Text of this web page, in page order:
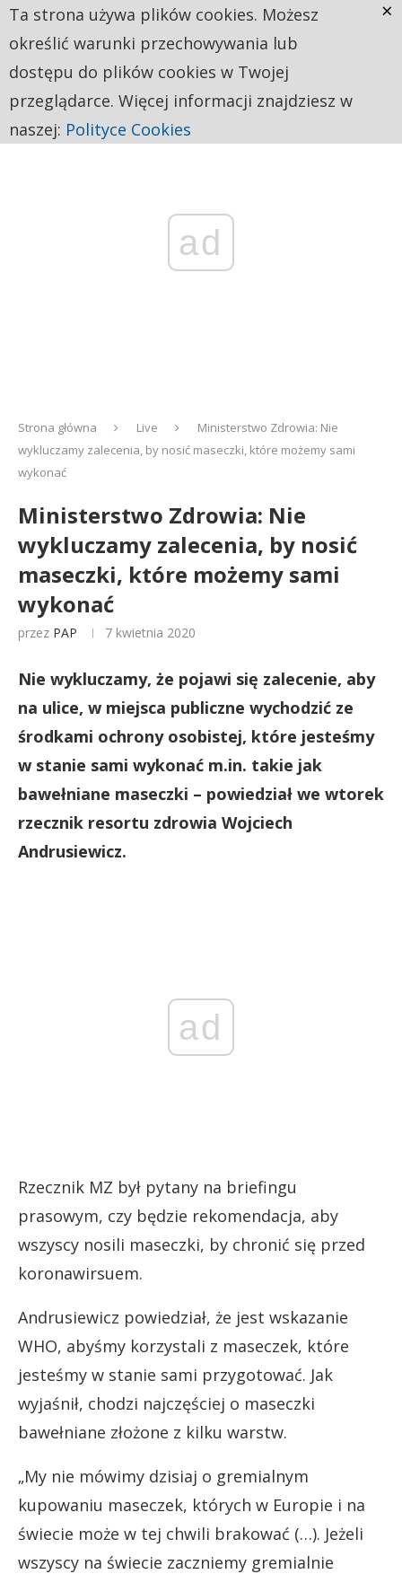
ad
Strona główna Live
Ministerstwo Zdrowia: Nie
wykluczamy zalecenia, by nosić maseczki, które możemy sami
wykonać
Ministerstwo Zdrowia: Nie
wykluczamy zalecenia, by nosić
maseczki, które możemy sami
wykonać
przez PAP 7 kwietnia 2020
Nie wykluczamy, że pojawi się zalecenie, aby
na ulice, w miejsca publiczne wychodzić ze
środkami ochrony osobistej, które jesteśmy
w stanie sami wykonać m.in. takie jak
bawełniane maseczki – powiedział we wtorek
rzecznik resortu zdrowia Wojciech
Andrusiewicz.
ad
Rzecznik MZ był pytany na briefingu
prasowym, czy będzie rekomendacja, aby
wszyscy nosili maseczki, by chronić się przed
koronawirsuem.
Andrusiewicz powiedział, że jest wskazanie
WHO, abyśmy korzystali z maseczek, które
jesteśmy w stanie sami przygotować. Jak
wyjaśnił, chodzi najczęściej o maseczki
bawełniane złożone z kilku warstw.
„My nie mówimy dzisiaj o gremialnym
kupowaniu maseczek, których w Europie i na
świecie może w tej chwili brakować (…). Jeżeli
wszyscy na świecie zaczniemy gremialnie
Ta strona używa plików cookies. Możesz
określić warunki przechowywania lub
dostępu do plików cookies w Twojej
przeglądarce. Więcej informacji znajdziesz w
naszej: Polityce Cookies
×